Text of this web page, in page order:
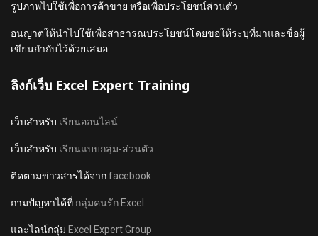
รูปภาพไปใช้เพื่อการค้าขาย หรือเพื่อประโยชน์ส่วนตัว
อนญาตให้นำไปใช้เพื่อสาธารณประโยชน์โดยขอให้ระบุที่มาและชื่อผู้
เขียนกำกับไว้ด้วยเสมอ
ลิงก์เว็บ Excel Expert Training
เว็บสำหรับ เรียนออนไลน์
เว็บสำหรับ เรียนแบบกลุ่ม-ส่วนตัว
ติดตามข่าวสารได้จากfacebook
ถามปัญหาได้ที่ กลุ่มคนรัก Excel
และไลน์กลุ่ม Excel Expert Group